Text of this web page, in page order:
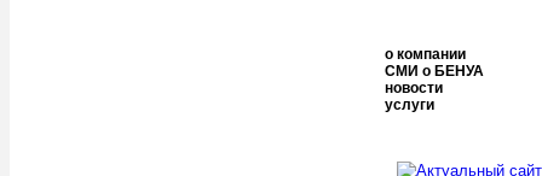
о компании
СМИ о БЕНУА
новости
услуги